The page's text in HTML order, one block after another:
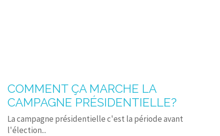
COMMENT ÇA MARCHE LA
CAMPAGNE PRÉSIDENTIELLE?
La campagne présidentielle c'est la période avant
l'élection...